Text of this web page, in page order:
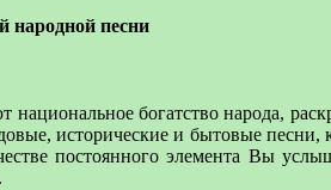
народной песни
богатство народа,
исторические и бытовые
постоянного элемента Вы